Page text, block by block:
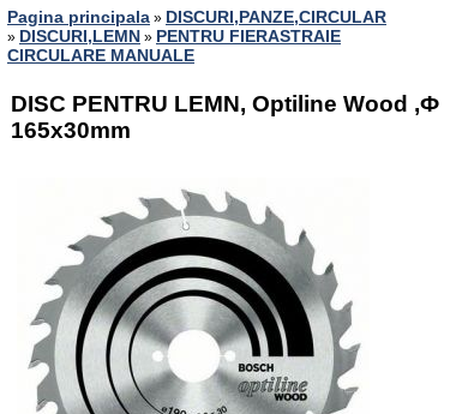
Pagina principala » DISCURI,PANZE,CIRCULAR
» DISCURI,LEMN » PENTRU FIERASTRAIE
CIRCULARE MANUALE
DISC PENTRU LEMN, Optiline Wood ,Ф
165x30mm